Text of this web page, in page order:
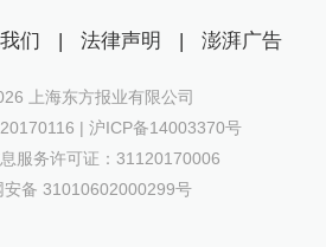
们 | 法律声明 | 澎湃广告
上海东方报业有限公司
| 沪ICP备14003370号
服务许可证：31120170006
安备 31010602000299号